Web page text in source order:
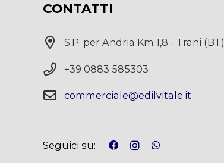
CONTATTI
S.P. per Andria Km 1,8 - Trani (BT)
+39 0883 585303
commerciale@edilvitale.it
Seguici su: